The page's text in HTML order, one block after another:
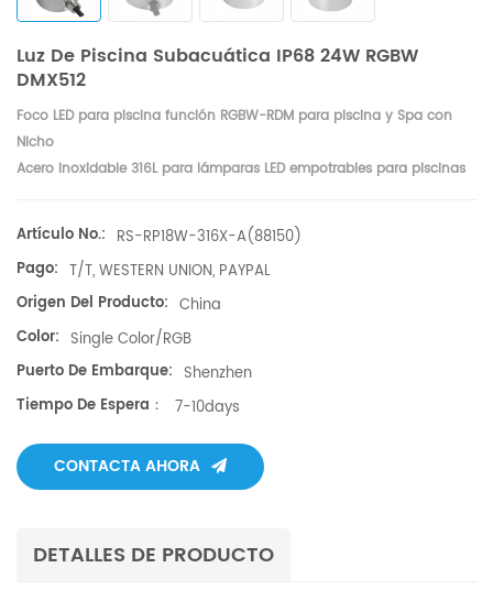
Luz De Piscina Subacuática IP68 24W RGBW
DMX512
Foco LED para piscina función RGBW-RDM para piscina y Spa con
Nicho
Acero inoxidable 316L para lámparas LED empotrables para piscinas
Artículo No.: RS-RP18W-316X-A(88150)
Pago: T/T, WESTERN UNION, PAYPAL
Origen Del Producto: China
Color: Single Color/RGB
Puerto De Embarque: Shenzhen
Tiempo De Espera：
7-10days
CONTACTA AHORA
DETALLES DE PRODUCTO